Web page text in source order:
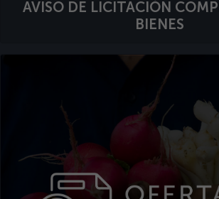
AVISO DE LICITACIÓN
BIENES